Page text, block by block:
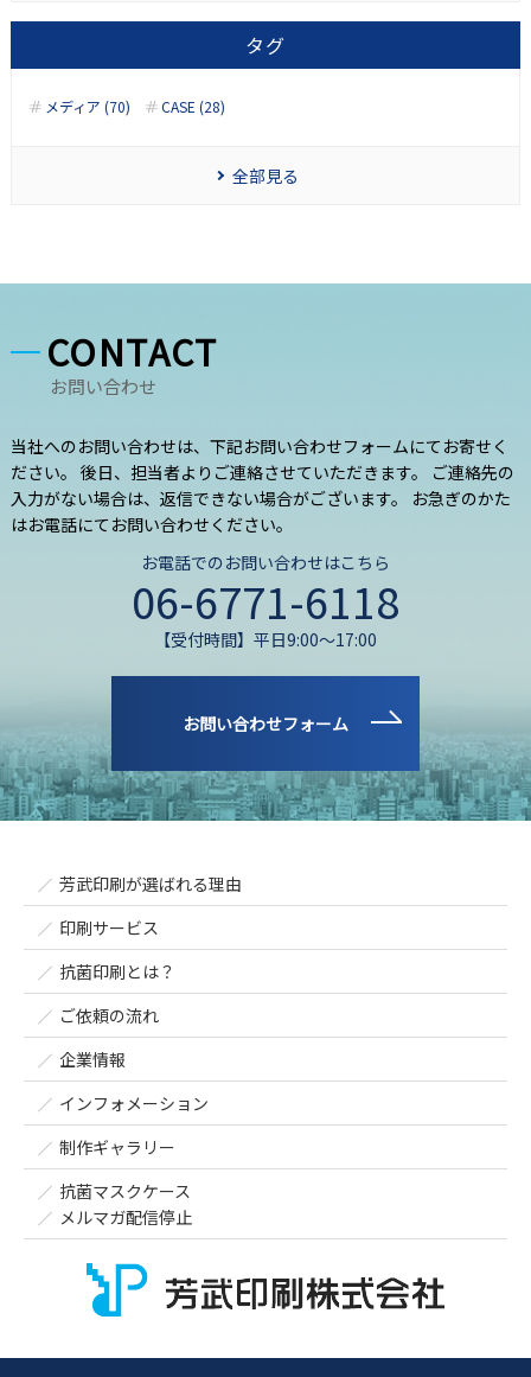
タグ
メディア (70) CASE (28)
全部見る
CONTACT
お問い合わせ
当社へのお問い合わせは、下記お問い合わせフォームにてお寄せく
ださい。 後日、担当者よりご連絡させていただきます。 ご連絡先の
入力がない場合は、返信できない場合がございます。 お急ぎのかた
はお電話にてお問い合わせください。
お電話でのお問い合わせはこちら
06-6771-6118
【受付時間】平日9:00～17:00
お問い合わせフォーム
芳武印刷が選ばれる理由
印刷サービス
抗菌印刷とは？
ご依頼の流れ
企業情報
インフォメーション
制作ギャラリー
抗菌マスクケース
メルマガ配信停止